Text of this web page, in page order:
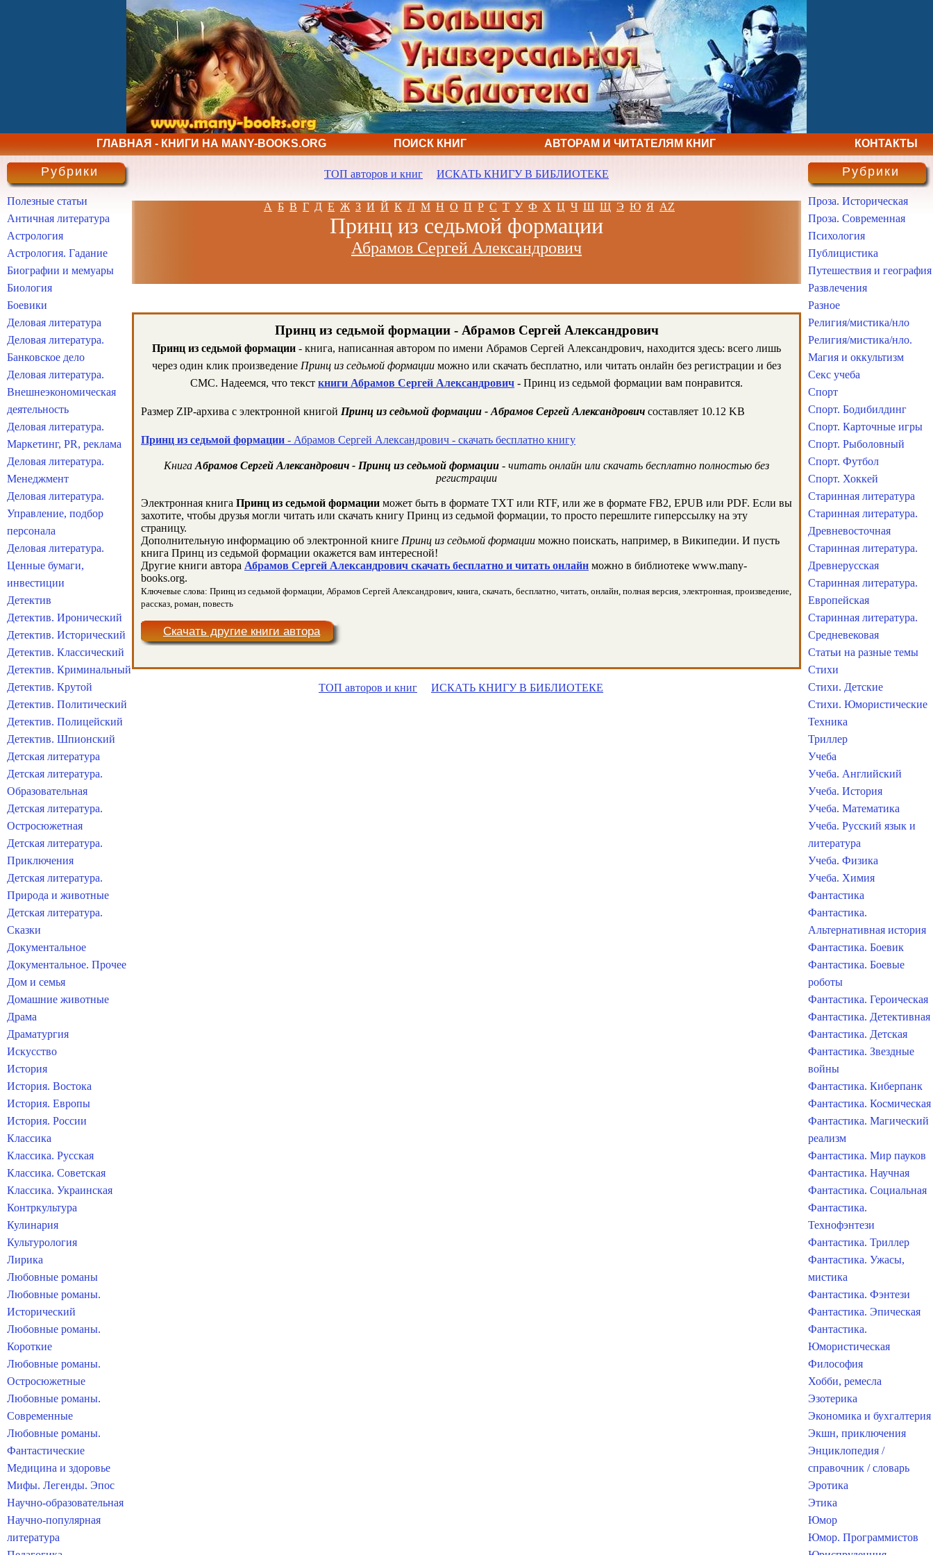
ГЛАВНАЯ - КНИГИ НА MANY-BOOKS.ORG ПОИСК КНИГ АВТОРАМ И ЧИТАТЕЛЯМ КНИГ КОНТАКТЫ
ТОП авторов и книг ИСКАТЬ КНИГУ В БИБЛИОТЕКЕ
А Б В Г Д Е Ж З И Й К Л М Н О П Р С Т У Ф Х Ц Ч Ш Щ Э Ю Я AZ
Принц из седьмой формации
Абрамов Сергей Александрович
Принц из седьмой формации - Абрамов Сергей Александрович
Принц из седьмой формации - книга, написанная автором по имени Абрамов Сергей Александрович, находится здесь: всего лишь
через один клик произведение Принц из седьмой формации можно или скачать бесплатно, или читать онлайн без регистрации и без
СМС. Надеемся, что текст книги Абрамов Сергей Александрович - Принц из седьмой формации вам понравится.
Размер ZIP-архива c электронной книгой Принц из седьмой формации - Абрамов Сергей Александрович составляет 10.12 KB
Принц из седьмой формации - Абрамов Сергей Александрович - скачать бесплатно книгу
Книга Абрамов Сергей Александрович - Принц из седьмой формации - читать онлайн или скачать бесплатно полностью без
регистрации
Электронная книга Принц из седьмой формации может быть в формате TXT или RTF, или же в формате FB2, EPUB или PDF. Если вы
захотите, чтобы друзья могли читать или скачать книгу Принц из седьмой формации, то просто перешлите гиперссылку на эту
страницу.
Дополнительную информацию об электронной книге Принц из седьмой формации можно поискать, например, в Википедии. И пусть
книга Принц из седьмой формации окажется вам интересной!
Другие книги автора Абрамов Сергей Александрович скачать бесплатно и читать онлайн можно в библиотеке www.many-
books.org.
Ключевые слова: Принц из седьмой формации, Абрамов Сергей Александрович, книга, скачать, бесплатно, читать, онлайн, полная версия, электронная, произведение,
рассказ, роман, повесть
Скачать другие книги автора
ТОП авторов и книг ИСКАТЬ КНИГУ В БИБЛИОТЕКЕ
Рубрики
Полезные статьи
Античная литература
Астрология
Астрология. Гадание
Биографии и мемуары
Биология
Боевики
Деловая литература
Деловая литература.
Банковское дело
Деловая литература.
Внешнеэкономическая
деятельность
Деловая литература.
Маркетинг, PR, реклама
Деловая литература.
Менеджмент
Деловая литература.
Управление, подбор
персонала
Деловая литература.
Ценные бумаги,
инвестиции
Детектив
Детектив. Иронический
Детектив. Исторический
Детектив. Классический
Детектив. Криминальный
Детектив. Крутой
Детектив. Политический
Детектив. Полицейский
Детектив. Шпионский
Детская литература
Детская литература.
Образовательная
Детская литература.
Остросюжетная
Детская литература.
Приключения
Детская литература.
Природа и животные
Детская литература.
Сказки
Документальное
Документальное. Прочее
Дом и семья
Домашние животные
Драма
Драматургия
Искусство
История
История. Востока
История. Европы
История. России
Классика
Классика. Русская
Классика. Советская
Классика. Украинская
Контркультура
Кулинария
Культурология
Лирика
Любовные романы
Любовные романы.
Исторический
Любовные романы.
Короткие
Любовные романы.
Остросюжетные
Любовные романы.
Современные
Любовные романы.
Фантастические
Медицина и здоровье
Мифы. Легенды. Эпос
Научно-образовательная
Научно-популярная
литература
Рубрики
Проза. Историческая
Проза. Современная
Психология
Публицистика
Путешествия и география
Развлечения
Разное
Религия/мистика/нло
Религия/мистика/нло.
Магия и оккультизм
Секс учеба
Спорт
Спорт. Бодибилдинг
Спорт. Карточные игры
Спорт. Рыболовный
Спорт. Футбол
Спорт. Хоккей
Старинная литература
Старинная литература.
Древневосточная
Старинная литература.
Древнерусская
Старинная литература.
Европейская
Старинная литература.
Средневековая
Статьи на разные темы
Стихи
Стихи. Детские
Стихи. Юмористические
Техника
Триллер
Учеба
Учеба. Английский
Учеба. История
Учеба. Математика
Учеба. Русский язык и
литература
Учеба. Физика
Учеба. Химия
Фантастика
Фантастика.
Альтернативная история
Фантастика. Боевик
Фантастика. Боевые
роботы
Фантастика. Героическая
Фантастика. Детективная
Фантастика. Детская
Фантастика. Звездные
войны
Фантастика. Киберпанк
Фантастика. Космическая
Фантастика. Магический
реализм
Фантастика. Мир пауков
Фантастика. Научная
Фантастика. Социальная
Фантастика.
Технофэнтези
Фантастика. Триллер
Фантастика. Ужасы,
мистика
Фантастика. Фэнтези
Фантастика. Эпическая
Фантастика.
Юмористическая
Философия
Хобби, ремесла
Эзотерика
Экономика и бухгалтерия
Экшн, приключения
Энциклопедия /
справочник / словарь
Эротика
Этика
Юмор
Юмор. Программистов